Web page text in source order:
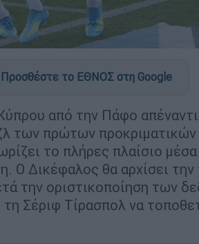
Προσθέστε το ΕΘΝΟΣ στη Google
από την Πάφο
των πρώτων
το πλήρες πλαίσιο
Ο Δικέφαλος θα αρχίσει
την οριστικοποίηση των
Σέριφ Τίρασπολ να